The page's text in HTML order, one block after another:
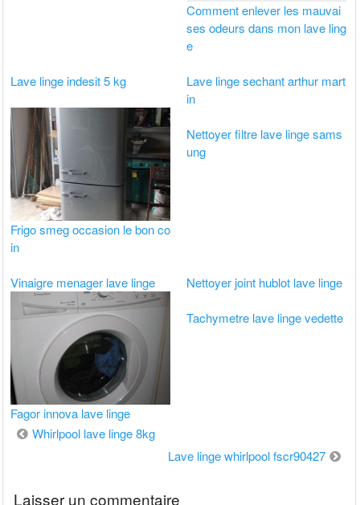
Comment enlever les mauvai
ses odeurs dans mon lave ling
e
Lave linge indesit 5 kg
Lave linge sechant arthur mart
in
Frigo smeg occasion le bon co
in
Nettoyer filtre lave linge sams
ung
Vinaigre menager lave linge Nettoyer joint hublot lave linge
Fagor innova lave linge
Tachymetre lave linge vedette
Navigation
Whirlpool lave linge 8kg
Lave linge whirlpool fscr90427
Laisser un commentaire